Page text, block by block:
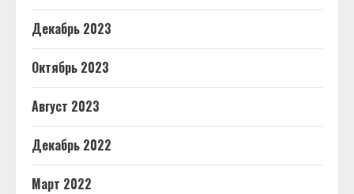
Декабрь 2023
Октябрь 2023
Август 2023
Декабрь 2022
Март 2022